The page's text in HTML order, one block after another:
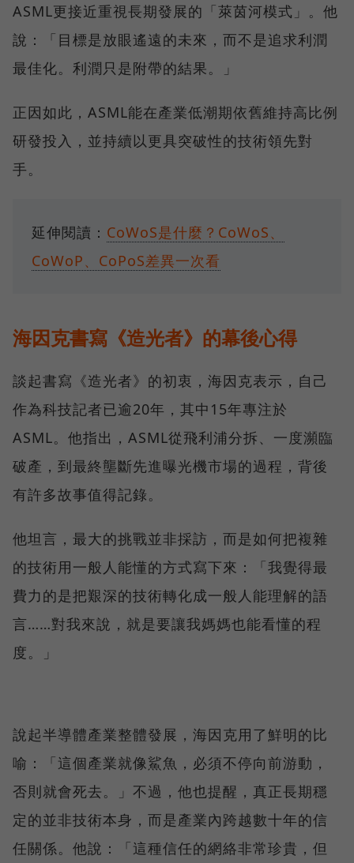
ASML更接近重視長期發展的「萊茵河模式」。他
說：「目標是放眼遙遠的未來，而不是追求利潤
最佳化。利潤只是附帶的結果。」
正因如此，ASML能在產業低潮期依舊維持高比例
研發投入，並持續以更具突破性的技術領先對
手。
延伸閱讀： CoWoS是什麼？CoWoS、
CoWoP、CoPoS差異一次看
海因克書寫《造光者》的幕後心得
談起書寫《造光者》的初衷，海因克表示，自己
作為科技記者已逾20年，其中15年專注於
ASML。他指出，ASML從飛利浦分拆、一度瀕臨
破產，到最終壟斷先進曝光機市場的過程，背後
有許多故事值得記錄。
他坦言，最大的挑戰並非採訪，而是如何把複雜
的技術用一般人能懂的方式寫下來：「我覺得最
費力的是把艱深的技術轉化成一般人能理解的語
言……對我來說，就是要讓我媽媽也能看懂的程
度。」
說起半導體產業整體發展，海因克用了鮮明的比
喻：「這個產業就像鯊魚，必須不停向前游動，
否則就會死去。」不過，他也提醒，真正長期穩
定的並非技術本身，而是產業內跨越數十年的信
任關係。他說：「這種信任的網絡非常珍貴，但